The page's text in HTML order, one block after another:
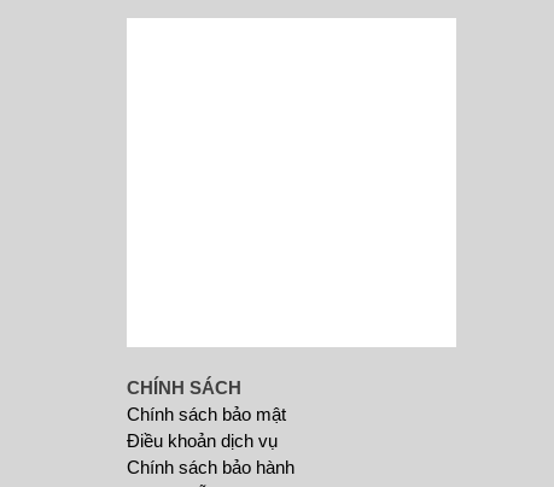
CHÍNH SÁCH
Chính sách bảo mật
Điều khoản dịch vụ
Chính sách bảo hành